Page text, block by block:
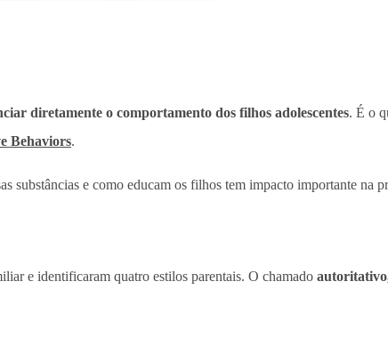
diretamente o comportamento dos filhos adolescentes. É o
Behaviors.
substâncias e como educam os filhos tem impacto importante na
e identificaram quatro estilos parentais. O chamado